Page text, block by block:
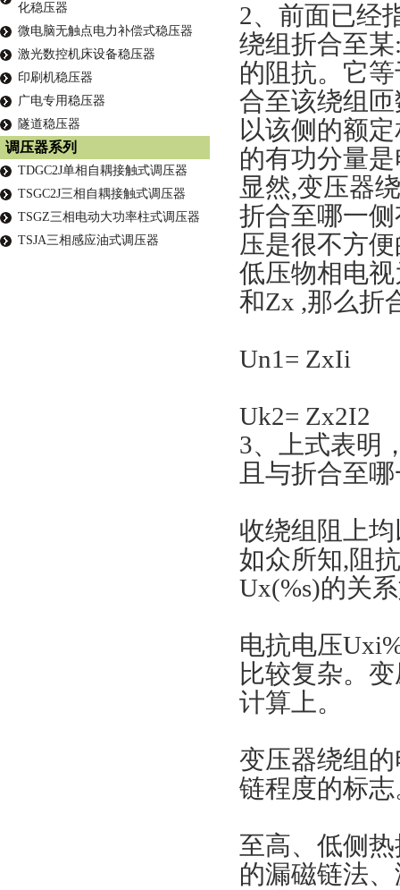
2、 前面已经
绕组折合至某
的阻抗。它
合至该绕组
以该侧的额
的有功分量
显然,变压器
折合至哪一
压是很不方
低压物相电
和Zx ,那么折
Un1= ZxIi
Uk2= Zx2I2
3、 上式表明
且与折合至
收绕组阻上
如众所知,阻
Ux(%s)的关
电抗电压
比较复杂。
计算上。
变压器绕组
链程度的标
至高、低侧
的漏磁链法
化稳压器
微电脑无触点电力补偿式稳压器
激光数控机床设备稳压器
印刷机稳压器
广电专用稳压器
隧道稳压器
调压器系列
TDGC2J单相自耦接触式调压器
TSGC2J三相自耦接触式调压器
TSGZ三相电动大功率柱式调压器
TSJA三相感应油式调压器